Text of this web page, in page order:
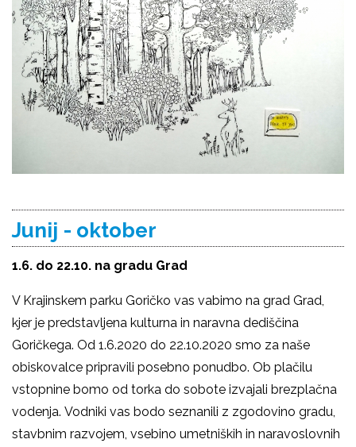
Junij - oktober
1.6. do 22.10. na gradu Grad
V Krajinskem parku Goričko vas vabimo na grad Grad,
kjer je predstavljena kulturna in naravna dediščina
Goričkega. Od 1.6.2020 do 22.10.2020 smo za naše
obiskovalce pripravili posebno ponudbo. Ob plačilu
vstopnine bomo od torka do sobote izvajali brezplačna
vodenja. Vodniki vas bodo seznanili z zgodovino gradu,
stavbnim razvojem, vsebino umetniških in naravoslovnih